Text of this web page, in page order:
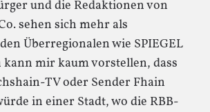
und die Redaktionen von
sehen sich mehr als
Überregionalen wie SPIEGEL
mir kaum vorstellen, dass
TV oder Sender Fhain
in einer Stadt, wo die RBB-